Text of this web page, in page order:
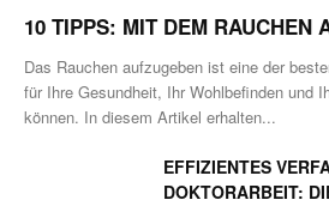
10 TIPPS: MIT DEM RAUCHEN
Das Rauchen aufzugeben ist eine der
für Ihre Gesundheit, Ihr Wohlbefinden und
können. In diesem Artikel erhalten...
EFFIZIENTES
DOKTORARBEIT: